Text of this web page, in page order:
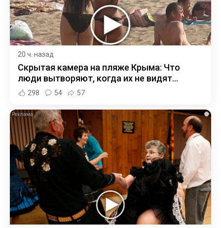
20 ч. назад
Скрытая камера на пляже Крыма: Что
люди вытворяют, когда их не видят...
298 54 57
i